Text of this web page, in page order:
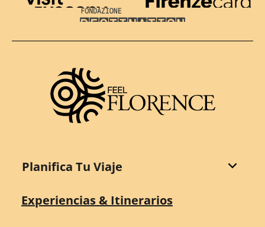
Visit Tuscany
Firenze Card
Destination Florence
Planifica Tu Viaje
Experiencias & Itinerarios